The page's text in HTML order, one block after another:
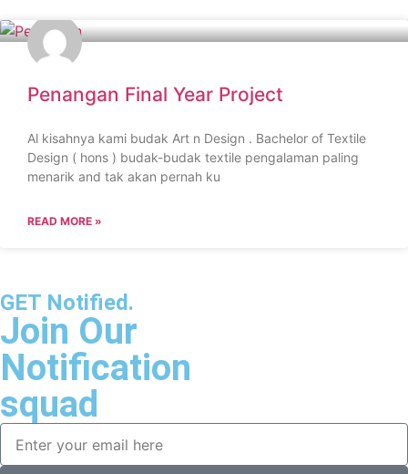
Penangan Final Year Project
Al kisahnya kami budak Art n Design . Bachelor of Textile
Design ( hons ) budak-budak textile pengalaman paling
menarik and tak akan pernah ku
READ MORE »
GET Notified.
Join Our
Notification
squad